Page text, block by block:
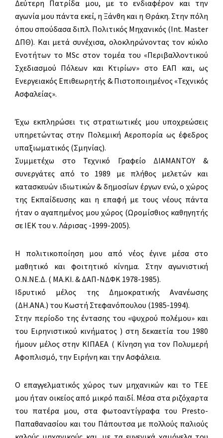
Δεύτερη Πατρίδα μου, με το ενδιαφέρον και την
αγωνία μου πάντα εκεί, η Ξάνθη και η Θράκη. Στην πόλη
όπου σπούδασα διπλ. Πολιτικός Μηχανικός (Int. Master
ΔΠΘ). Και μετά συνέχισα, ολοκληρώνοντας τον κύκλο
Ενοτήτων το MSc στον τομέα του «Περιβαλλοντικού
Σχεδιασμού Πόλεων και Κτιρίων» στο ΕΑΠ και, ως
Ενεργειακός Επιθεωρητής & Πιστοποιημένος «Τεχνικός
Ασφαλείας».
Έχω εκπληρώσει τις στρατιωτικές μου υποχρεώσεις
υπηρετώντας στην Πολεμική Αεροπορία ως έφεδρος
υπαξιωματικός (Σμηνίας).
Συμμετέχω στο Τεχνικό Γραφείο ΔΙΑΜΑΝΤΟΥ &
συνεργάτες από το 1989 με πλήθος μελετών και
κατασκευών ιδιωτικών & δημοσίων έργων ενώ, ο χώρος
της Εκπαίδευσης και η επαφή με τους νέους πάντα
ήταν ο αγαπημένος μου χώρος (Ωρομίσθιος καθηγητής
σε ΙΕΚ του ν. Λάρισας -1999-2005).
Η πολιτικοποίηση μου από νέος έγινε μέσα στο
μαθητικό και φοιτητικό κίνημα. Στην αγωνιστική
Ο.Ν.ΝΕ.Δ. ( ΜΑ.ΚΙ. & ΔΑΠ-ΝΔΦΚ 1978-1985).
Ιδρυτικό μέλος της Δημοκρατικής Ανανέωσης
(ΔΗ.ΑΝΑ.) του Κωστή Στεφανόπουλου (1985-1994).
Στην περίοδο της έντασης του «ψυχρού πολέμου» και
του Ειρηνιστικού κινήματος ) στη δεκαετία του 1980
ήμουν μέλος στην ΚΙΠΑΕΑ ( Κίνηση για τον Πολυμερή
Αφοπλισμό, την Ειρήνη και την Ασφάλεια.
Ο επαγγελματικός χώρος των μηχανικών και το ΤΕΕ
μου ήταν οικείος από μικρό παιδί. Μέσα στα ριζόχαρτα
του πατέρα μου, στα φωτοαντίγραφα του Presto-
Παπαθανασίου και του Πάπουτσα με πολλούς παλιούς